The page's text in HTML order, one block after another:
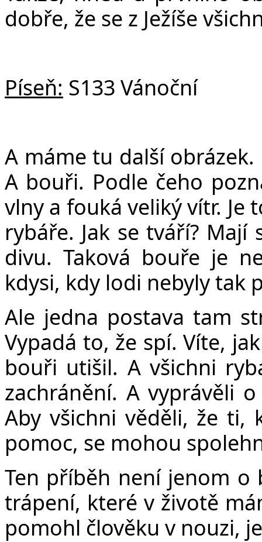
dobře, že se z Ježíše
Píseň: S133 Vánoční
A máme tu další
A bouři. Podle čeho
vlny a fouká veliký vítr. Je
rybáře. Jak se tváří?
divu. Taková bouře je
kdysi, kdy lodi nebyly tak
Ale jedna postava tam
Vypadá to, že spí. Víte,
bouři utišil. A všichni
zachránění. A vyprávěli
Aby všichni věděli, že
pomoc, se mohou
Ten příběh není jenom
trápení, které v životě
pomohl člověku v nouzi,